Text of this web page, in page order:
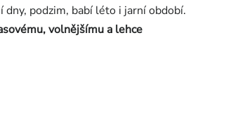
podzim, babí léto i jarní období.
volnějšímu a lehce